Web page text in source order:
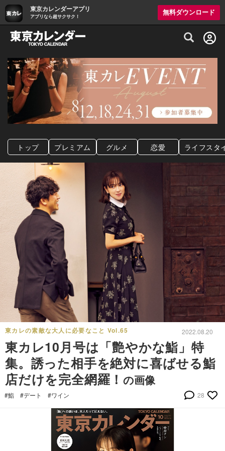
東京カレンダーアプリ
アプリなら超サクサク！
無料ダウンロード
グルメ情報・プレミアムレストラン予約
トップ プレミアム グルメ 恋愛 ライフスタ
東カレの素敵な大人に必要なこと Vol.65 2022.08.20
東カレ10月号は「艶やかな鮨」特
集。誘った相手を絶対に喜ばせる鮨
店だけを完全網羅！の画像
#鮨 #デート #ワイン 28